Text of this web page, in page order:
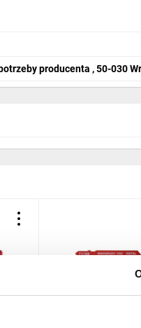
producenta , 50-030